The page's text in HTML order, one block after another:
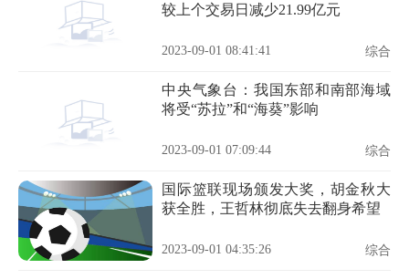
较上个交易日减少21.99亿元
2023-09-01 08:41:41 综合
中央气象台：我国东部和南部海域
将受“苏拉”和“海葵”影响
2023-09-01 07:09:44 综合
国际篮联现场颁发大奖，胡金秋大
获全胜，王哲林彻底失去翻身希望
2023-09-01 04:35:26 综合